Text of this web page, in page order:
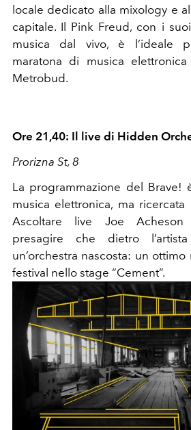
locale dedicato alla mixology e
capitale. Il Pink Freud, con i
musica dal vivo, è l’ideale
maratona di musica
Metrobud.
Ore 21,40: Il live di Hidden
Prorizna St, 8
La programmazione del Brave!
musica elettronica, ma
Ascoltare live Joe Acheson
presagire che dietro
un’orchestra nascosta: un
festival nello stage “Cement”.